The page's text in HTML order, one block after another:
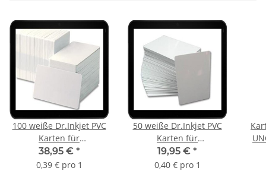
100 weiße Dr.Inkjet PVC
Karten für
Kartendrucker -
beidseitig bedruckbar!
38,95 € *
0,39 € pro 1
50 weiße Dr.Inkjet PVC
Karten für
Kartendrucker -
beidseitig bedruckbar!
19,95 € *
0,40 € pro 1